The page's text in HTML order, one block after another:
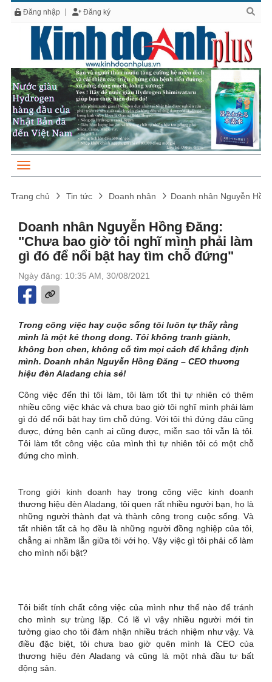
Đăng nhập Đăng ký
Trang chủ Tin tức Doanh nhân Doanh nhân Nguyễn
Doanh nhân Nguyễn Hồng Đăng:
"Chưa bao giờ tôi nghĩ mình phải làm
gì đó để nổi bật hay tìm chỗ đứng"
Ngày đăng: 10:35 AM, 30/08/2021
Trong công việc hay cuộc sống tôi luôn tự thấy rằng
mình là một kẻ thong dong. Tôi không tranh giành,
không bon chen, không cố tìm mọi cách để khẳng định
mình. Doanh nhân Nguyễn Hồng Đăng – CEO thương
hiệu đèn Aladang chia sẻ!
Công việc đến thì tôi làm, tôi làm tốt thì tự nhiên có thêm
nhiều công việc khác và chưa bao giờ tôi nghĩ mình phải làm
gì đó để nổi bật hay tìm chỗ đứng. Với tôi thì đứng đâu cũng
được, đứng bên cạnh ai cũng được, miễn sao tôi vẫn là tôi.
Tôi làm tốt công việc của mình thì tự nhiên tôi có một chỗ
đứng cho mình.
Trong giới kinh doanh hay trong công việc kinh doanh
thương hiệu đèn Aladang, tôi quen rất nhiều người bạn, họ là
những người thành đạt và thành công trong cuộc sống. Và
tất nhiên tất cả họ đều là những người đồng nghiệp của tôi,
chẳng ai nhầm lẫn giữa tôi với họ. Vậy việc gì tôi phải cố làm
cho mình nổi bật?
Tôi biết tính chất công việc của mình như thế nào để tránh
cho mình sự trùng lặp. Có lẽ vì vậy nhiều người mới tin
tưởng giao cho tôi đảm nhận nhiều trách nhiệm như vậy. Và
điều đặc biệt, tôi chưa bao giờ quên mình là CEO của
thương hiệu đèn Aladang và cũng là một nhà đầu tư bất
động sản.